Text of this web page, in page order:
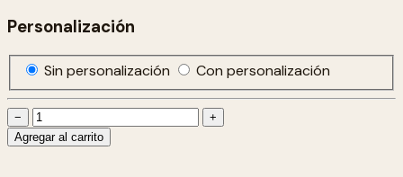
Personalización
Sin personalización Con personalización
−
+
Agregar al carrito